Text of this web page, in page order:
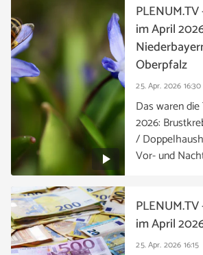
25. Apr. 2026 16:30
im April
Oberpfalz
Das waren
2026:
/
Vor- und
25. Apr. 2026 16:15
im April